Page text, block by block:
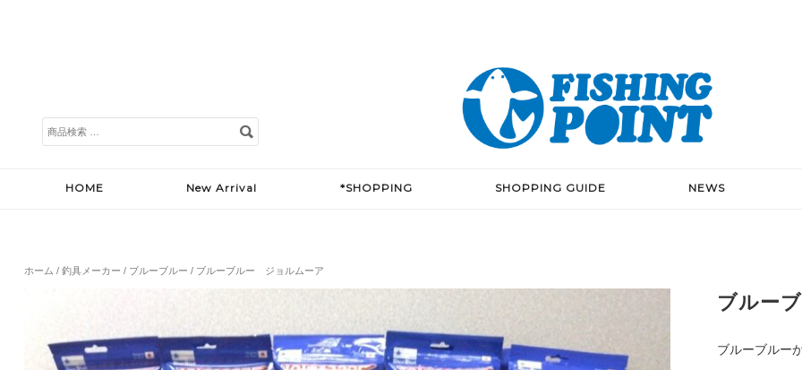
検
索
HOME New Arrival *SHOPPING SHOPPING GUIDE NEWS
ホーム / 釣具メーカー / ブルーブルー / ブルーブルー ジョルムーア
ブルー
ブルーブルー